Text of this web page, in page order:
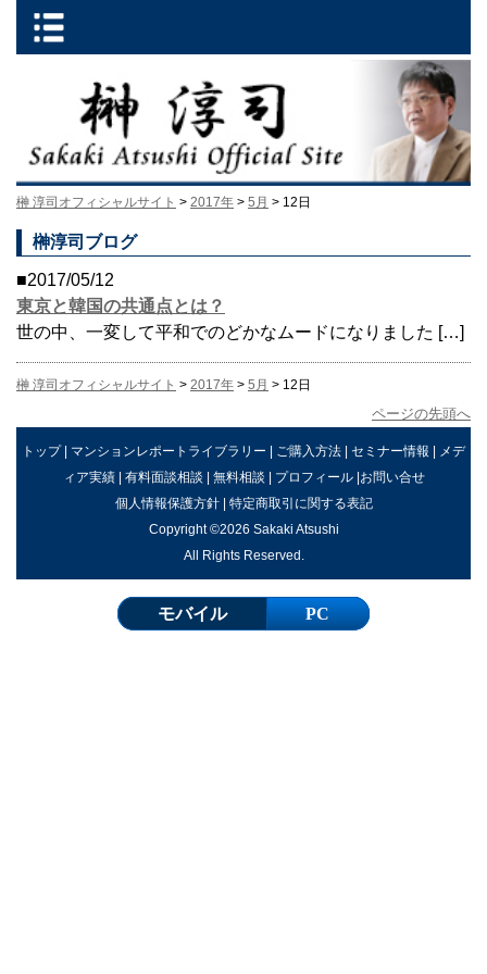
榊 淳司オフィシャルサイト > 2017年 > 5月 > 12日
榊淳司ブログ
■2017/05/12
東京と韓国の共通点とは？
世の中、一変して平和でのどかなムードになりました […]
榊 淳司オフィシャルサイト > 2017年 > 5月 > 12日
ページの先頭へ
トップ| マンションレポートライブラリー | ご購入方法 | セミナー情報 | メデ
ィア実績| 有料面談相談 | 無料相談 | プロフィール|お問い合せ
個人情報保護方針| 特定商取引に関する表記
Copyright ©2026 Sakaki Atsushi
All Rights Reserved.
モバイル PC